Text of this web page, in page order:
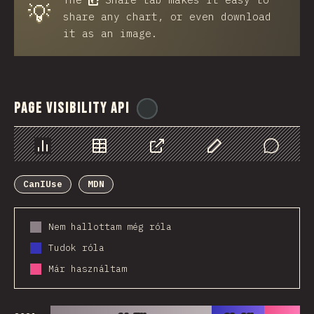
💡
share any chart, or even download
it as an image.
Page Visibility API
Diagramok Adatok MegosztásCustomize Data
Comments
CanIUse
MDN
Nem hallottam még róla
Tudok róla
Már használtam